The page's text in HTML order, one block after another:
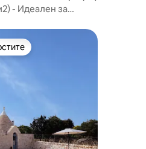
- Идеален за
рецензии
„Омилени на гостите“